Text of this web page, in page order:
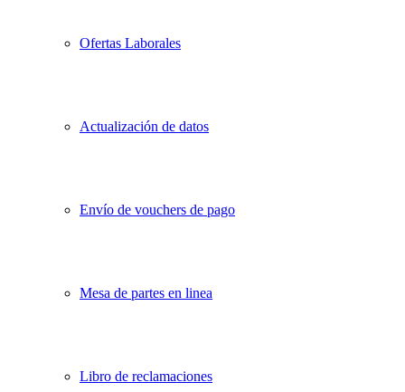
Ofertas Laborales
Actualización de datos
Envío de vouchers de pago
Mesa de partes en linea
Libro de reclamaciones